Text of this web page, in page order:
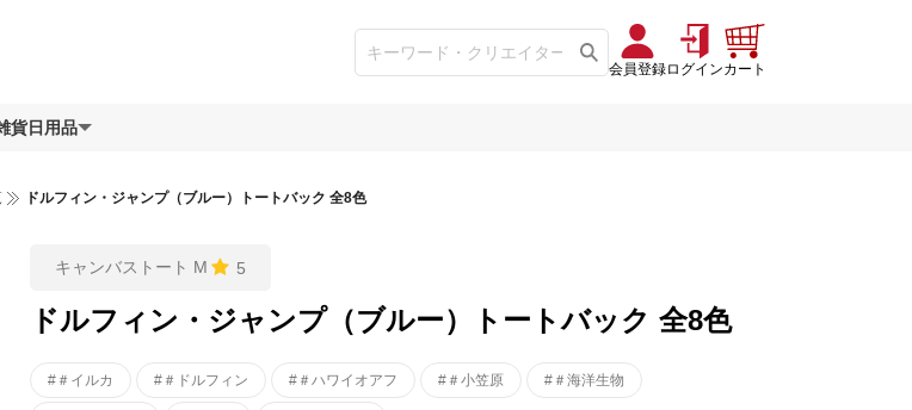
会員登録ログインカート
貨日用品
ドルフィン・ジャンプ（ブルー）トートバック 全8色
キャンバストート M 5
ドルフィン・ジャンプ（ブルー）トートバック 全8色
#＃イルカ #＃ドルフィン #＃ハワイオアフ #＃小笠原 #＃海洋生物